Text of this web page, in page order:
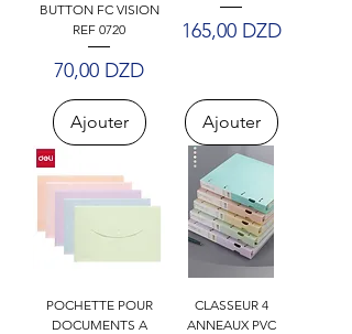
BUTTON FC VISION
REF 0720
Prix
70,00 DZD
Ajouter
Prix
165,00 DZD
Ajouter
POCHETTE POUR
DOCUMENTS A
CLASSEUR 4
ANNEAUX PVC